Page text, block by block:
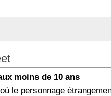
moins de 10 ans
le personnage